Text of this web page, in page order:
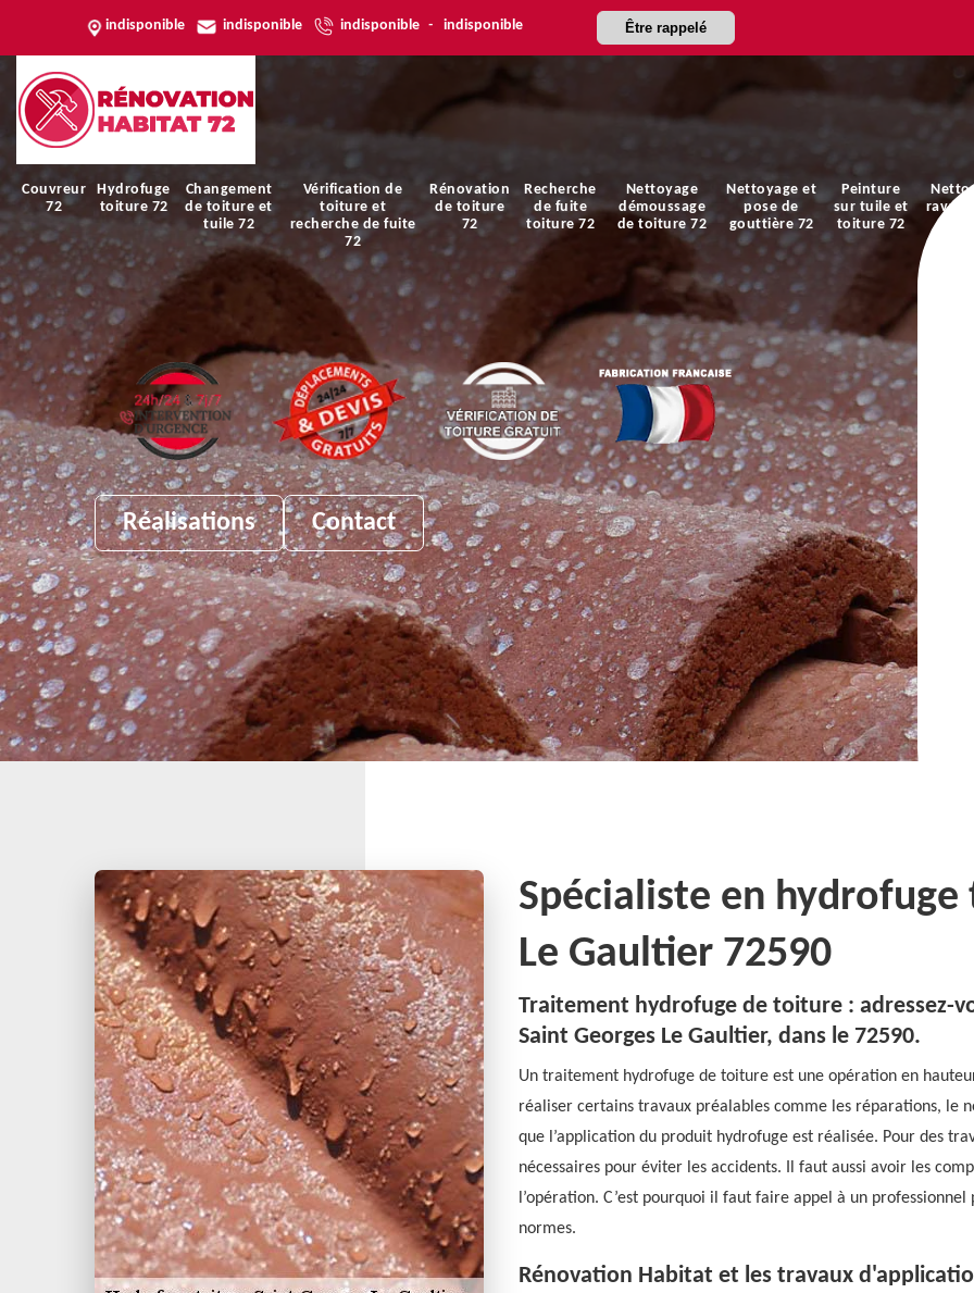
indisponible indisponible indisponible - indisponible Être rappelé
Couvreur
72
Hydrofuge
toiture 72
Changement
de toiture et
tuile 72
Vérification de
toiture et
recherche de fuite
72
Rénovation
de toiture
72
Recherche
de fuite
toiture 72
Nettoyage
démoussage
de toiture 72
Nettoyage et
pose de
gouttière 72
Peinture
sur tuile et
toiture 72
Réalisations Contact
Spécialiste en
Le Gaultier 72590
Traitement hydrofuge de toiture : adressez-
Saint Georges Le Gaultier, dans le 72590.
Un traitement hydrofuge de toiture est une opération en
réaliser certains travaux préalables comme les réparations, le
que l’application du produit hydrofuge est réalisée. Pour des
nécessaires pour éviter les accidents. Il faut aussi avoir les
l’opération. C’est pourquoi il faut faire appel à un
normes.
Rénovation Habitat et les travaux